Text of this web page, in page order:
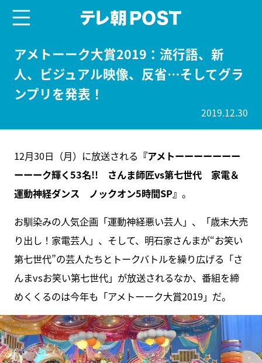
アメトーーク大賞2019：流行語、新
人、ビジュアル映像、反省…そしてグラ
ンプリを発表！
2019.12.30
12月30日（月）に放送される 『アメトーーーーーーー
ーーーク輝く53名!! さんま師匠vs第七世代 家電＆
運動神経ダンス ノックオン5時間SP』 。
お馴染みの人気企画「運動神経悪い芸人」、「歳末大売
り出し！家電芸人」、そして、明石家さんまが“お笑い
第七世代”の芸人たちとトークバトルを繰り広げる「さ
んまvsお笑い第七世代」が放送されるなか、番組を締
めくくるのは今年も「アメトーーク大賞2019」だ。